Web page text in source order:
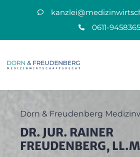
0611-
Dorn & Freudenberg
DR. JUR. RAINER
FREUDENBERG,